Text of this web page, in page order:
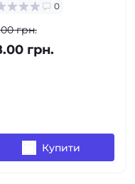
0
грн.
грн.
Купити